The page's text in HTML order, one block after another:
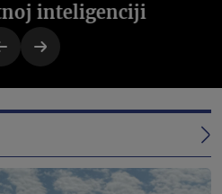
inteligenciji